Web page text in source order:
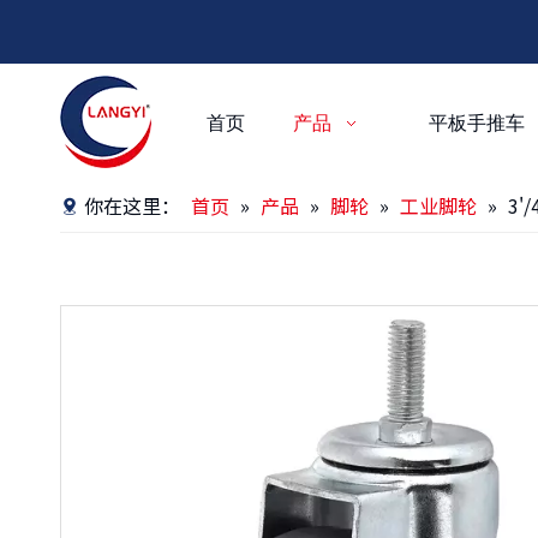
首页 产品 平板手推车
你在这里： 首页 » 产品 » 脚轮 » 工业脚轮 » 3'/